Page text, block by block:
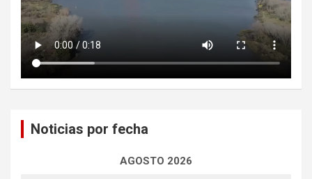
Noticias por fecha
AGOSTO 2026